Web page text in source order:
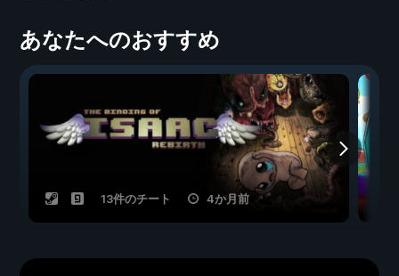
あなたへのおすすめ
13件のチート 4か月前